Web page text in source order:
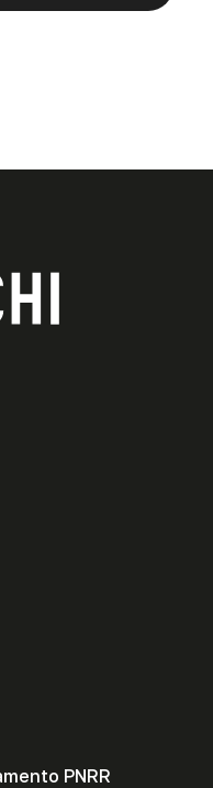
PNRR